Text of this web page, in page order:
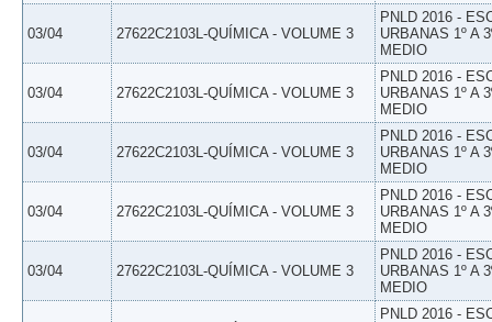
03/04 27622C2103L-QUÍMICA - VOLUME 3
PNLD 2016 -
URBANAS 1º A
MEDIO
03/04 27622C2103L-QUÍMICA - VOLUME 3
PNLD 2016 -
URBANAS 1º A
MEDIO
03/04 27622C2103L-QUÍMICA - VOLUME 3
PNLD 2016 -
URBANAS 1º A
MEDIO
03/04 27622C2103L-QUÍMICA - VOLUME 3
PNLD 2016 -
URBANAS 1º A
MEDIO
03/04 27622C2103L-QUÍMICA - VOLUME 3
PNLD 2016 -
URBANAS 1º A
MEDIO
PNLD 2016 -